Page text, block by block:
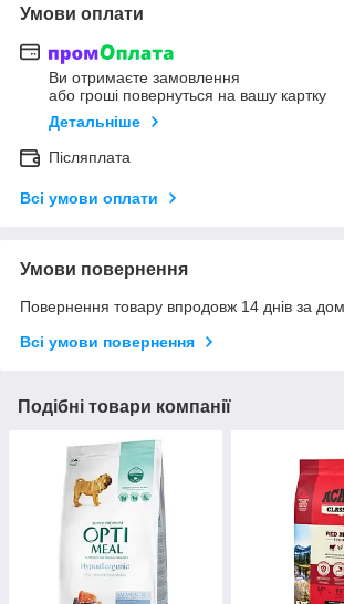
Умови оплати
Ви отримаєте замовлення
або гроші повернуться на вашу картку
Детальніше
Післяплата
Всі умови оплати
Умови повернення
Повернення товару впродовж 14 днів за
Всі умови повернення
Подібні товари компанії